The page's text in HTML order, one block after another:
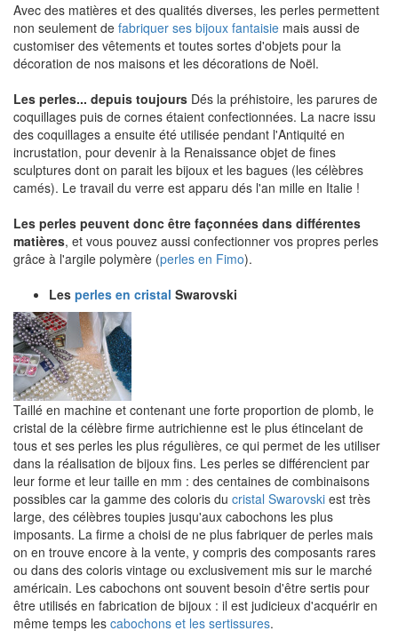
Avec des matières et des qualités diverses, les perles permettent
non seulement de fabriquer ses bijoux fantaisie mais aussi de
customiser des vêtements et toutes sortes d'objets pour la
décoration de nos maisons et les décorations de Noël.
Les perles... depuis toujours Dés la préhistoire, les parures de
coquillages puis de cornes étaient confectionnées. La nacre issu
des coquillages a ensuite été utilisée pendant l'Antiquité en
incrustation, pour devenir à la Renaissance objet de fines
sculptures dont on parait les bijoux et les bagues (les célèbres
camés). Le travail du verre est apparu dés l'an mille en Italie !
Les perles peuvent donc être façonnées dans différentes
matières, et vous pouvez aussi confectionner vos propres perles
grâce à l'argile polymère (perles en Fimo).
Les perles en cristal Swarovski
Taillé en machine et contenant une forte proportion de plomb, le
cristal de la célèbre firme autrichienne est le plus étincelant de
tous et ses perles les plus régulières, ce qui permet de les utiliser
dans la réalisation de bijoux fins. Les perles se différencient par
leur forme et leur taille en mm : des centaines de combinaisons
possibles car la gamme des coloris du cristal Swarovski est très
large, des célèbres toupies jusqu'aux cabochons les plus
imposants. La firme a choisi de ne plus fabriquer de perles mais
on en trouve encore à la vente, y compris des composants rares
ou dans des coloris vintage ou exclusivement mis sur le marché
américain. Les cabochons ont souvent besoin d'être sertis pour
être utilisés en fabrication de bijoux : il est judicieux d'acquérir en
même temps les cabochons et les sertissures.